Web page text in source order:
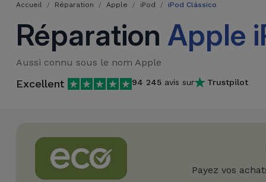
Différentes
Causes de
Pannes
Macbook
iPhone
Reconditionnés
iPads
Reconditionnés
Produits
DJI
Câbles
Magasins
Reprises
Accueil Réparation Apple iPod iPod Clássico
Réparation Apple
Aussi connu sous le nom Apple
Excellent 94 245avis sur Trustpilot
Payez vos